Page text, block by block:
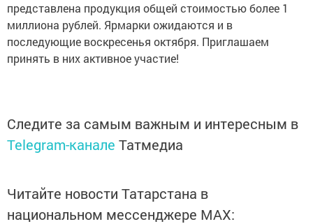
представлена продукция общей стоимостью более 1
миллиона рублей. Ярмарки ожидаются и в
последующие воскресенья октября. Приглашаем
принять в них активное участие!
Следите за самым важным и интересным в
Telegram-канале Татмедиа
Читайте новости Татарстана в
национальном мессенджере MАХ: